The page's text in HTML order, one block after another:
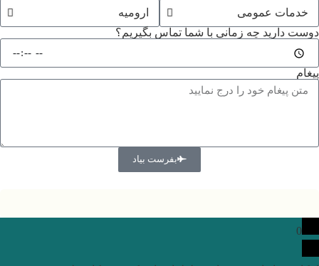
دوست دارید چه زمانی با شما تماس بگیریم؟
پیغام
بفرست بیاد
0